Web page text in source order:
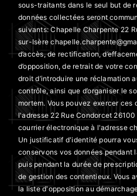
sous-traitants dans le seul but de
données collectées seront
suivants: Chapelle Charpente 22
sur-Isère
d’accès, de rectification,
d’opposition, de retrait de votre
droit d’introduire une réclamation
contrôle, ainsi que d’organiser le
mortem. Vous pouvez exercer ces
l'adresse 22 Rue Condorcet
courrier électronique à l'adresse
Un justificatif d'identité pourra
conservons vos données pendant
puis pendant la durée de
de gestion des contentieux. Vous
la liste d'opposition au